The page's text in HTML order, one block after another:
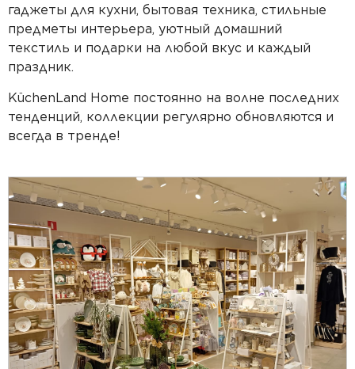
гаджеты для кухни, бытовая техника, стильные
предметы интерьера, уютный домашний
текстиль и подарки на любой вкус и каждый
праздник.
KüchenLand Home постоянно на волне последних
тенденций, коллекции регулярно обновляются и
всегда в тренде!